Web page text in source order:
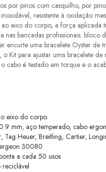
por pinos com casquilho, por
resistente à oxidação
eixo do corpo, a força aplicada
nas bancadas profissionais:
encurte uma bracelete Oyster
Kit para ajustar uma bracelete
cabo é testado em torque e o
eixo do corpo
mm, aço temperado, cabo
Tag Heuer, Breitling, Cartier,
30080
a cada 50 usos
reciclável